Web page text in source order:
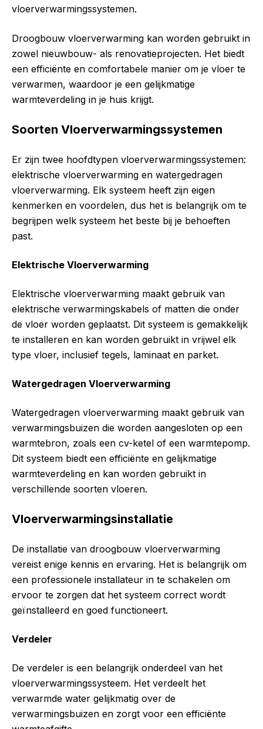
vloerverwarmingssystemen.
Droogbouw vloerverwarming kan worden gebruikt in
zowel nieuwbouw- als renovatieprojecten. Het biedt
een efficiënte en comfortabele manier om je vloer te
verwarmen, waardoor je een gelijkmatige
warmteverdeling in je huis krijgt.
Soorten Vloerverwarmingssystemen
Er zijn twee hoofdtypen vloerverwarmingssystemen:
elektrische vloerverwarming en watergedragen
vloerverwarming. Elk systeem heeft zijn eigen
kenmerken en voordelen, dus het is belangrijk om te
begrijpen welk systeem het beste bij je behoeften
past.
Elektrische Vloerverwarming
Elektrische vloerverwarming maakt gebruik van
elektrische verwarmingskabels of matten die onder
de vloer worden geplaatst. Dit systeem is gemakkelijk
te installeren en kan worden gebruikt in vrijwel elk
type vloer, inclusief tegels, laminaat en parket.
Watergedragen Vloerverwarming
Watergedragen vloerverwarming maakt gebruik van
verwarmingsbuizen die worden aangesloten op een
warmtebron, zoals een cv-ketel of een warmtepomp.
Dit systeem biedt een efficiënte en gelijkmatige
warmteverdeling en kan worden gebruikt in
verschillende soorten vloeren.
Vloerverwarmingsinstallatie
De installatie van droogbouw vloerverwarming
vereist enige kennis en ervaring. Het is belangrijk om
een professionele installateur in te schakelen om
ervoor te zorgen dat het systeem correct wordt
geïnstalleerd en goed functioneert.
Verdeler
De verdeler is een belangrijk onderdeel van het
vloerverwarmingssysteem. Het verdeelt het
verwarmde water gelijkmatig over de
verwarmingsbuizen en zorgt voor een efficiënte